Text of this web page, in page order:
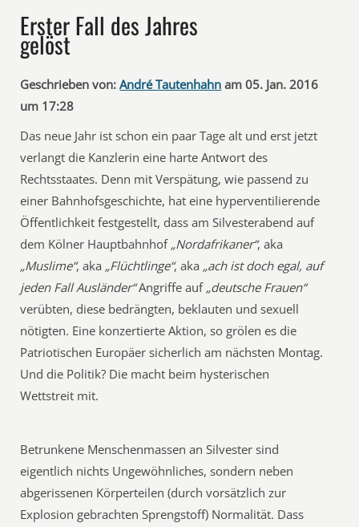
Erster Fall des Jahres
gelöst
Geschrieben von: André Tautenhahn am 05. Jan. 2016
um 17:28
Das neue Jahr ist schon ein paar Tage alt und erst jetzt
verlangt die Kanzlerin eine harte Antwort des
Rechtsstaates. Denn mit Verspätung, wie passend zu
einer Bahnhofsgeschichte, hat eine hyperventilierende
Öffentlichkeit festgestellt, dass am Silvesterabend auf
dem Kölner Hauptbahnhof „Nordafrikaner“, aka
„Muslime“, aka „Flüchtlinge“, aka „ach ist doch egal, auf
jeden Fall Ausländer“Angriffe auf „deutsche Frauen“
verübten, diese bedrängten, beklauten und sexuell
nötigten. Eine konzertierte Aktion, so grölen es die
Patriotischen Europäer sicherlich am nächsten Montag.
Und die Politik? Die macht beim hysterischen
Wettstreit mit.
Betrunkene Menschenmassen an Silvester sind
eigentlich nichts Ungewöhnliches, sondern neben
abgerissenen Körperteilen (durch vorsätzlich zur
Explosion gebrachten Sprengstoff) Normalität. Dass